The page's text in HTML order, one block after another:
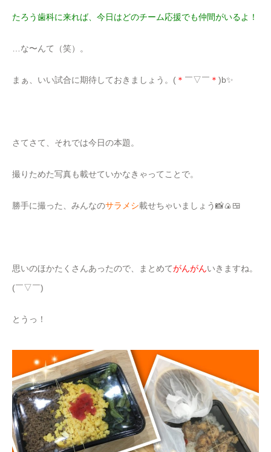
たろう歯科に来れば、今日はどのチーム応援でも仲間がいるよ！
…な〜んて（笑）。
まぁ、いい試合に期待しておきましょう。( ＊ ￣▽￣ ＊ )b✨
さてさて、それでは今日の本題。
撮りためた写真も載せていかなきゃってことで。
勝手に撮った、みんなのサラメシ載せちゃいましょう📸🍙🍱
思いのほかたくさんあったので、まとめてがんがんいきますね。
(￣▽￣)
とうっ！